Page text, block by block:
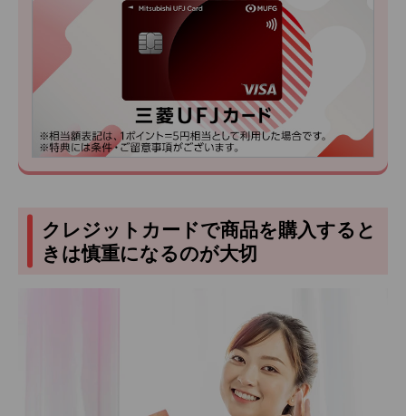
クレジットカードで商品を購入すると
きは慎重になるのが大切